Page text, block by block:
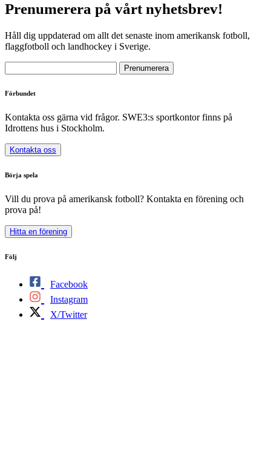
Prenumerera på vårt nyhetsbrev!
Håll dig uppdaterad om allt det senaste inom amerikansk fotboll,
flaggfotboll och landhockey i Sverige.
Förbundet
Kontakta oss gärna vid frågor. SWE3:s sportkontor finns på
Idrottens hus i Stockholm.
Kontakta oss
Börja spela
Vill du prova på amerikansk fotboll? Kontakta en förening och
prova på!
Hitta en förening
Följ
Facebook
Instagram
X/Twitter